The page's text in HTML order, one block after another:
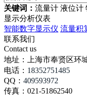
关键词： 流量计 液位计
显示分析仪表
智能数字显示仪 流量积
联系我们
Contact us
地址：
上海市奉贤区环
电话： 18352751485
QQ： 409593972
传真：021-51862540